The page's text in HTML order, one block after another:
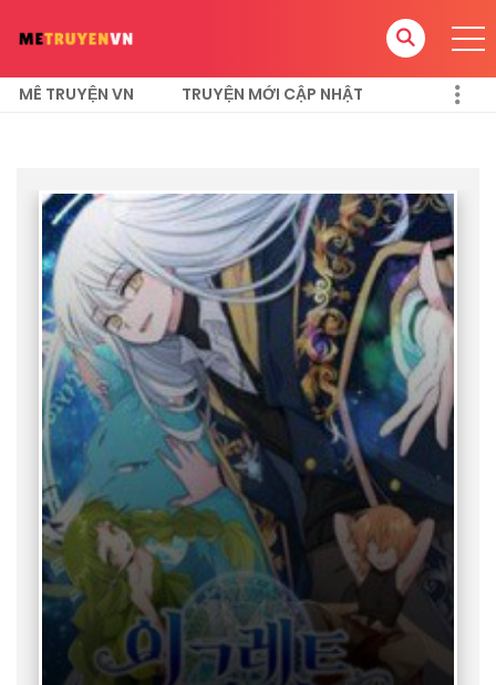
MÊ TRUYỆN VN TRUYỆN MỚI CẬP NHẬT